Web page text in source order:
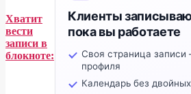
Клиенты
пока вы работаете
Своя страница
профиля
Календарь без
Хватит
вести
записи в
блокноте: